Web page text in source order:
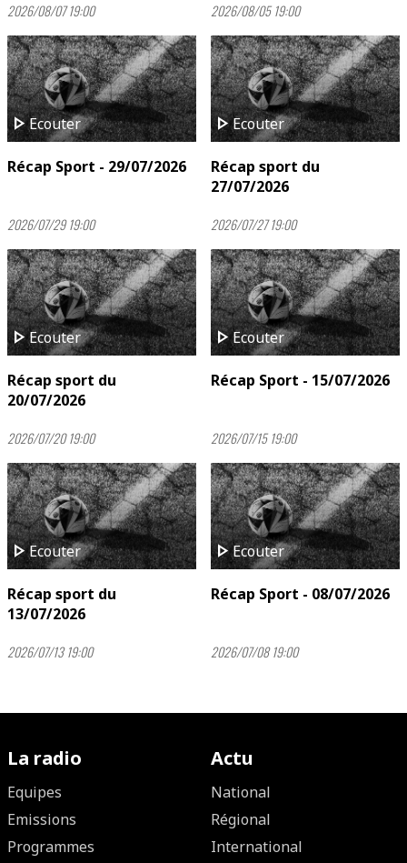
2026/08/07 19:00 2026/08/05 19:00
play_arrowEcouter
Récap Sport - 29/07/2026
2026/07/29 19:00
play_arrowEcouter
Récap sport du
27/07/2026
2026/07/27 19:00
play_arrowEcouter
Récap sport du
20/07/2026
2026/07/20 19:00
play_arrowEcouter
Récap Sport - 15/07/2026
2026/07/15 19:00
play_arrowEcouter
Récap sport du
13/07/2026
2026/07/13 19:00
play_arrowEcouter
Récap Sport - 08/07/2026
2026/07/08 19:00
La radio
Equipes
Emissions
Programmes
Actu
National
Régional
International